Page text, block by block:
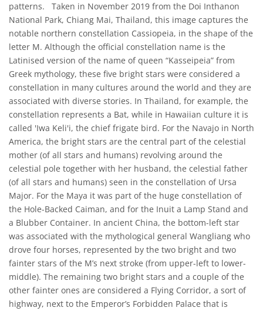
patterns. Taken in November 2019 from the Doi Inthanon
National Park, Chiang Mai, Thailand, this image captures the
notable northern constellation Cassiopeia, in the shape of the
letter M. Although the official constellation name is the
Latinised version of the name of queen “Kasseipeia” from
Greek mythology, these five bright stars were considered a
constellation in many cultures around the world and they are
associated with diverse stories. In Thailand, for example, the
constellation represents a Bat, while in Hawaiian culture it is
called 'Iwa Keli'i, the chief frigate bird. For the Navajo in North
America, the bright stars are the central part of the celestial
mother (of all stars and humans) revolving around the
celestial pole together with her husband, the celestial father
(of all stars and humans) seen in the constellation of Ursa
Major. For the Maya it was part of the huge constellation of
the Hole-Backed Caiman, and for the Inuit a Lamp Stand and
a Blubber Container. In ancient China, the bottom-left star
was associated with the mythological general Wangliang who
drove four horses, represented by the two bright and two
fainter stars of the M’s next stroke (from upper-left to lower-
middle). The remaining two bright stars and a couple of the
other fainter ones are considered a Flying Corridor, a sort of
highway, next to the Emperor’s Forbidden Palace that is